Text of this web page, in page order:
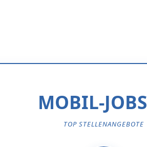
MOBIL-JOBS
TOP STELLENANGEBOTE